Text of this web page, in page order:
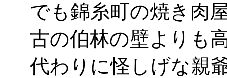
でも錦糸町の焼き肉
古の伯林の壁よりも
代わりに怪しげな親